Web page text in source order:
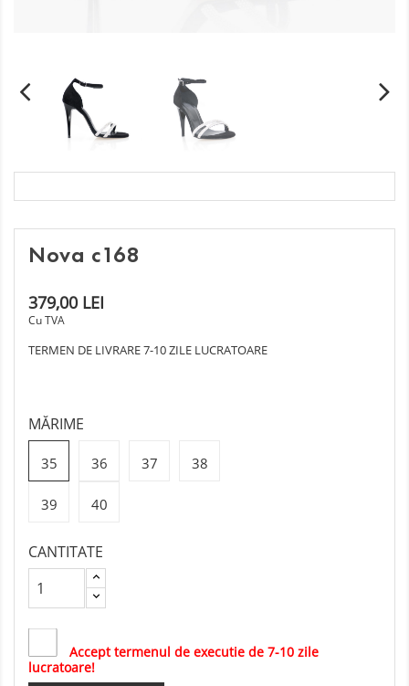
Nova c168
379,00 LEI
Cu TVA
TERMEN DE LIVRARE 7-10 ZILE LUCRATOARE
MĂRIME
35 36 37 38
39 40
CANTITATE
Accept termenul de executie de 7-10 zile
lucratoare!